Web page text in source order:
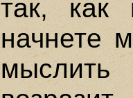
так, как
начнете